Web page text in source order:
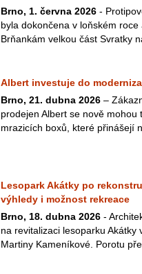
Brno, 1. června 2026 -
byla dokončena v loňském
Brňankám velkou část Svratky
Albert investuje do
Brno, 21. dubna 2026 –
prodejen Albert se nově
mrazicích boxů, které přinášejí
Lesopark Akátky po
výhledy i možnost rekreace
Brno, 18. dubna 2026 -
na revitalizaci lesoparku Akátky
Martiny Kameníkové. Porotu